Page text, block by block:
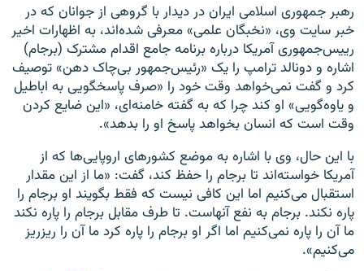
رهبر جمهوری اسلامی ایران در دیدار با گروهی از جوانان که در
خبر سایت وی، «نخبگان علمی» معرفی شده‌اند، به اظهارات اخیر
رییس‌جمهوری آمریکا درباره برنامه جامع اقدام مشترک (برجام)
اشاره و دونالد ترامپ را یک «رئیس‌جمهور بی‌چاک دهن» توصیف
کرد و گفت نمی‌خواهد وقت خود را «صرف پاسخگویی به اباطیل
و یاوه‌گویی» او کند چرا که به گفته خامنه‌ای، «این ضایع کردن
وقت است که انسان بخواهد پاسخ او را بدهد».
با این حال، وی با اشاره به موضع کشورهای اروپایی‌ها که از
آمریکا خواسته‌اند تا برجام را حفظ کند، گفت: «ما از این مقدار
استقبال می‌کنیم اما این کافی نیست که فقط بگویند او برجام را
پاره نکند. برجام به نفع آنهاست. تا طرف مقابل برجام را پاره نکند
ما آن را پاره نمی‌کنیم اما اگر او برجام را پاره کرد ما آن را ریزریز
می‌کنیم».